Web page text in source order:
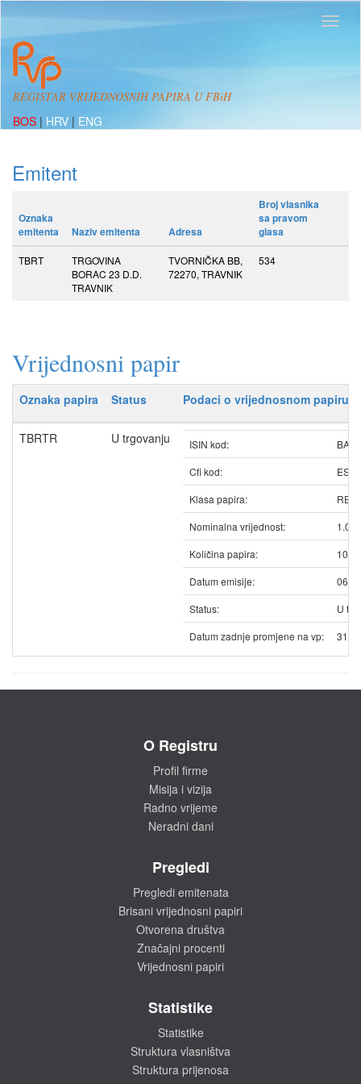
REGISTAR VRIJEDNOSNIH PAPIRA U FBiH
BOS | HRV | ENG
Emitent
Oznaka
emitenta
Naziv emitenta Adresa
Broj vlasnika
sa pravom
glasa
TBRT
TRGOVINA
BORAC 23 D.D.
TRAVNIK
TVORNIČKA BB,
72270, TRAVNIK
534
Vrijednosni papir
Oznaka papira Status Podaci o vrijednosnom papiru
TBRTR U trgovanju ISIN kod:
Cfi kod:
Klasa papira:
Nominalna vrijednost:
1.00
Količina papira:
Datum emisije:
Status:
U
Datum zadnje promjene na vp:
O Registru
Profil firme
Misija i vizija
Radno vrijeme
Neradni dani
Pregledi
Pregledi emitenata
Brisani vrijednosni papiri
Otvorena društva
Značajni procenti
Vrijednosni papiri
Statistike
Statistike
Struktura vlasništva
Struktura prijenosa